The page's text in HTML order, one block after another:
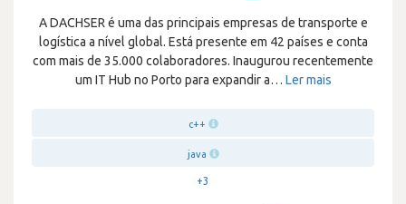
A DACHSER é uma das principais empresas de transporte e
logística a nível global. Está presente em 42 países e conta
com mais de 35.000 colaboradores. Inaugurou recentemente
um IT Hub no Porto para expandir a… Ler mais
c++
java
+3